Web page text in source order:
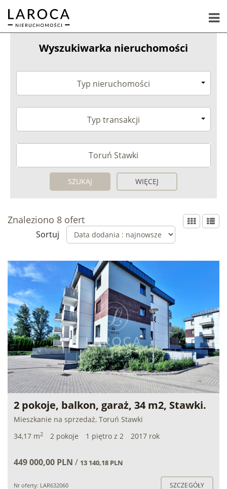
Wyszukiwarka nieruchomości
Typ nieruchomości
Typ transakcji
WIĘCEJ
Znaleziono 8 ofert
Sortuj
2 pokoje, balkon, garaż, 34 m2, Stawki.
Mieszkanie na sprzedaż, Toruń Stawki
34,17 m2 2 pokoje 1 piętro z 2 2017 rok
449 000,00 PLN / 13 140,18 PLN
Nr oferty: LAR632060 SZCZEGÓŁY